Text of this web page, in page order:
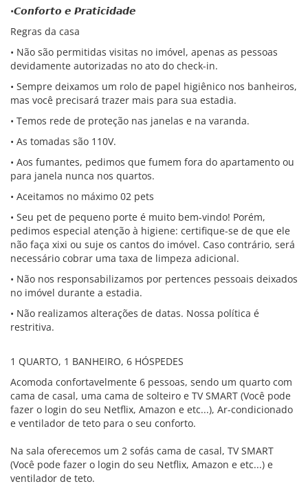
•𝘾𝙤𝙣𝙛𝙤𝙧𝙩𝙤 𝙚 𝙋𝙧𝙖𝙩𝙞𝙘𝙞𝙙𝙖𝙙𝙚
Regras da casa
• Não são permitidas visitas no imóvel, apenas as pessoas
devidamente autorizadas no ato do check-in.
• Sempre deixamos um rolo de papel higiênico nos banheiros,
mas você precisará trazer mais para sua estadia.
• Temos rede de proteção nas janelas e na varanda.
• As tomadas são 110V.
• Aos fumantes, pedimos que fumem fora do apartamento ou
para janela nunca nos quartos.
• Aceitamos no máximo 02 pets
• Seu pet de pequeno porte é muito bem-vindo! Porém,
pedimos especial atenção à higiene: certifique-se de que ele
não faça xixi ou suje os cantos do imóvel. Caso contrário, será
necessário cobrar uma taxa de limpeza adicional.
• Não nos responsabilizamos por pertences pessoais deixados
no imóvel durante a estadia.
• Não realizamos alterações de datas. Nossa política é
restritiva.
1 QUARTO, 1 BANHEIRO, 6 HÓSPEDES
Acomoda confortavelmente 6 pessoas, sendo um quarto com
cama de casal, uma cama de solteiro e TV SMART (Você pode
fazer o login do seu Netflix, Amazon e etc...), Ar-condicionado
e ventilador de teto para o seu conforto.
Na sala oferecemos um 2 sofás cama de casal, TV SMART
(Você pode fazer o login do seu Netflix, Amazon e etc...) e
ventilador de teto.